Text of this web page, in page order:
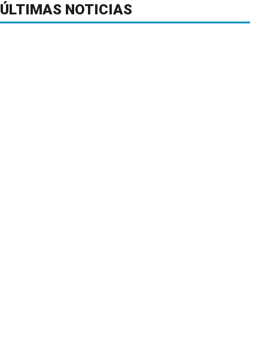
ÚLTIMAS NOTICIAS